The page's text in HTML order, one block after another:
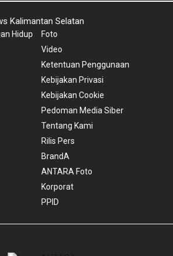
Kalimantan Selatan
Hidup
Foto
Video
Ketentuan Penggunaan
Kebijakan Privasi
Kebijakan Cookie
Pedoman Media Siber
Tentang Kami
Rilis Pers
BrandA
ANTARA Foto
Korporat
PPID